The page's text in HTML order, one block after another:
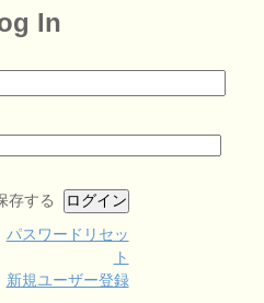
In
存する
パスワードリセッ
ト
新規ユーザー登録